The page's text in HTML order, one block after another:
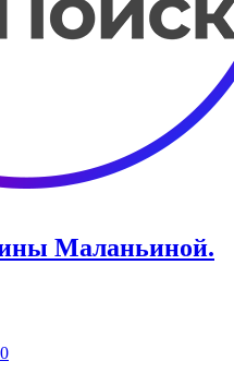
Маланьиной.